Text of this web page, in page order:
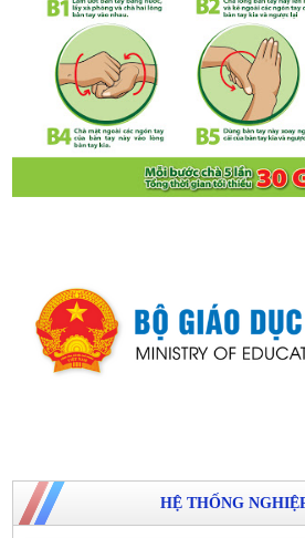
HỆ THỐNG